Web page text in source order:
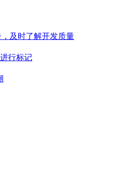
及时了解开发质量
行标记